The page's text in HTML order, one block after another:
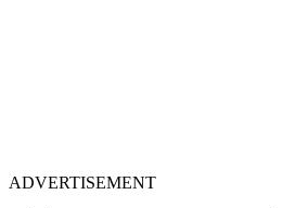
ADVERTISEMENT